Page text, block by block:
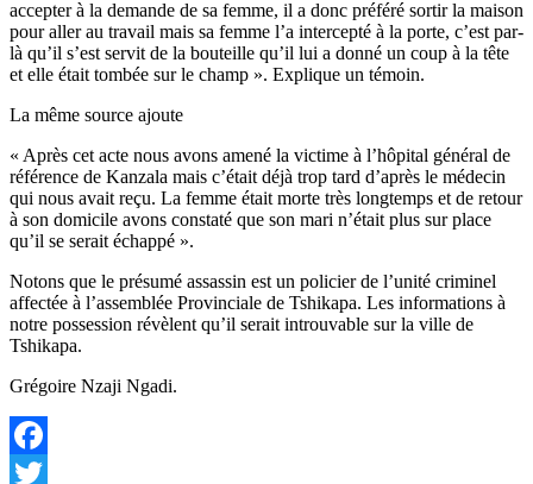
accepter à la demande de sa femme, il a donc préféré sortir la maison
pour aller au travail mais sa femme l’a intercepté à la porte, c’est par-
là qu’il s’est servit de la bouteille qu’il lui a donné un coup à la tête
et elle était tombée sur le champ ». Explique un témoin.
La même source ajoute
« Après cet acte nous avons amené la victime à l’hôpital général de
référence de Kanzala mais c’était déjà trop tard d’après le médecin
qui nous avait reçu. La femme était morte très longtemps et de retour
à son domicile avons constaté que son mari n’était plus sur place
qu’il se serait échappé ».
Notons que le présumé assassin est un policier de l’unité criminel
affectée à l’assemblée Provinciale de Tshikapa. Les informations à
notre possession révèlent qu’il serait introuvable sur la ville de
Tshikapa.
Grégoire Nzaji Ngadi.
Facebook